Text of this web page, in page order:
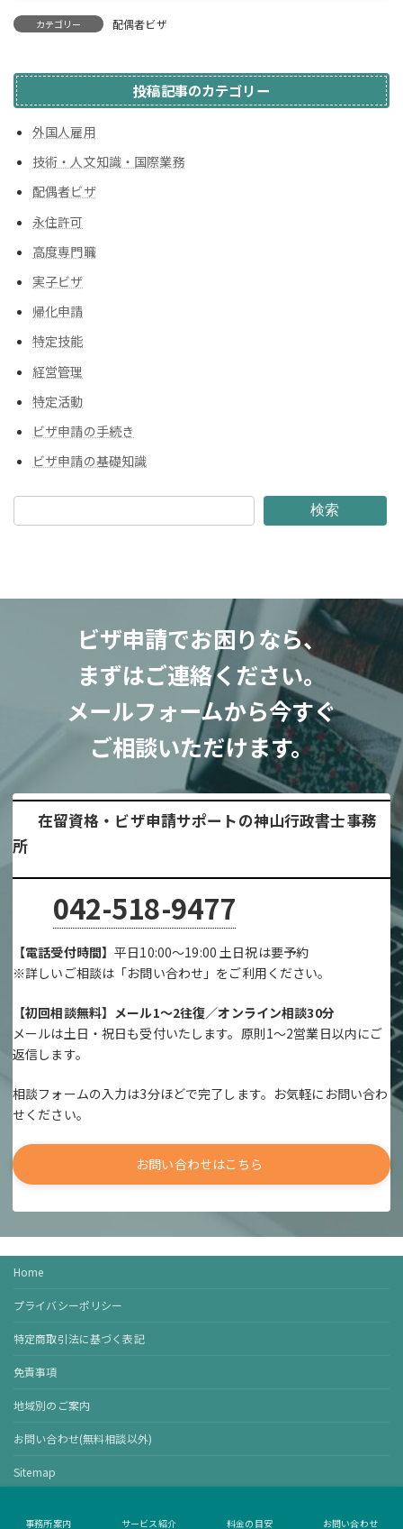
カテゴリー 配偶者ビザ
投稿記事のカテゴリー
外国人雇用
技術・人文知識・国際業務
配偶者ビザ
永住許可
高度専門職
実子ビザ
帰化申請
特定技能
経営管理
特定活動
ビザ申請の手続き
ビザ申請の基礎知識
検索
ビザ申請でお困りなら、
まずはご連絡ください。
メールフォームから今すぐ
ご相談いただけます。
在留資格・ビザ申請サポートの神山行政書士事務
所
042-518-9477
【電話受付時間】平日10:00～19:00 土日祝は要予約
※詳しいご相談は「お問い合わせ」をご利用ください。
【初回相談無料】メール1～2往復／オンライン相談30分
メールは土日・祝日も受付いたします。原則1～2営業日以内にご
返信します。
相談フォームの入力は3分ほどで完了します。お気軽にお問い合わ
せください。
お問い合わせはこちら
Home
プライバシーポリシー
特定商取引法に基づく表記
免責事項
地域別のご案内
お問い合わせ(無料相談以外)
Sitemap
事務所案内 サービス紹介 料金の目安 お問い合わせ